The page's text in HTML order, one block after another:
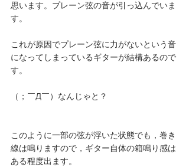
思います。プレーン弦の音が引っ込んでいま
す。
これが原因でプレーン弦に力がないという音
になってしまっているギターが結構あるので
す。
（；￣Д￣）なんじゃと？
このように一部の弦が浮いた状態でも，巻き
線は鳴りますので，ギター自体の箱鳴り感は
ある程度出ます。